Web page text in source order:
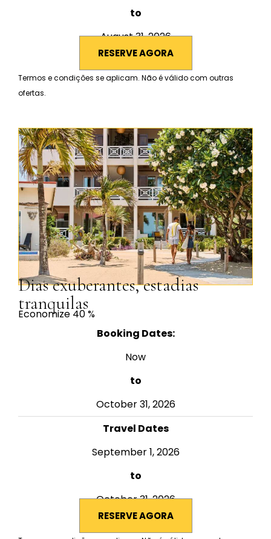
to
August 31, 2026
RESERVE AGORA
Termos e condições se aplicam. Não é válido com outras
ofertas.
Dias exuberantes, estadias
tranquilas
Economize 40 %
Booking Dates:
Now
to
October 31, 2026
Travel Dates
September 1, 2026
to
October 31, 2026
RESERVE AGORA